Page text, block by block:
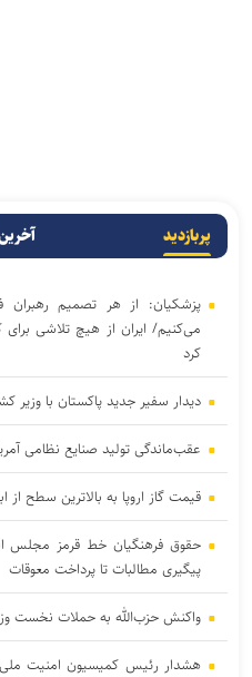
پربازدید
پزشکیان: از هر تصمیم رهبران
می‌کنیم/ ایران از هیچ تلاشی
کرد
دیدار سفیر جدید پاکستان با وزیر
عقب‌ماندگی تولید صنایع نظامی
قیمت گاز اروپا به بالاترین سطح از ابتدای
حقوق فرهنگیان خط قرمز مجلس
پیگیری مطالبات تا پرداخت معوقات
واکنش حزب‌الله به حملات نخست‌
هشدار رئیس کمیسیون امنیت ملی